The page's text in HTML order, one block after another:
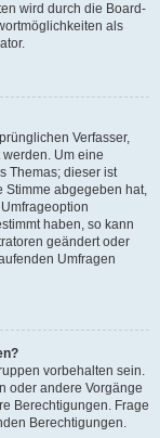
wird durch die Board-
als
Verfasser,
Um eine
Themas; dieser ist
Stimme abgegeben hat,
haben, so kann
geändert oder
Umfragen
vorbehalten sein.
oder andere Vorgänge
Berechtigungen. Frage
Berechtigungen.